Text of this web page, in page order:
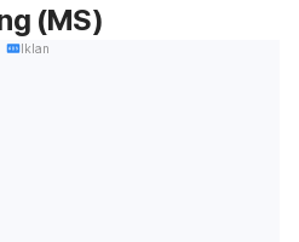
(MS)
Iklan